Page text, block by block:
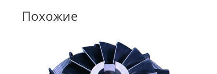
Похожие